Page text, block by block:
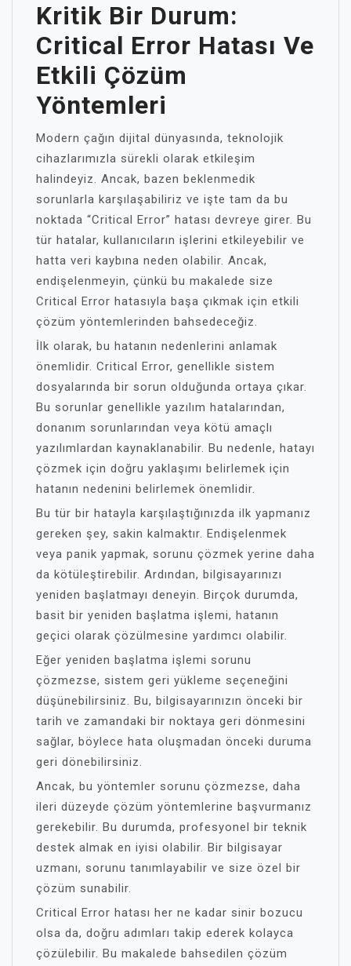
Kritik Bir Durum:
Critical Error Hatası Ve
Etkili Çözüm
Yöntemleri
Modern çağın dijital dünyasında, teknolojik
cihazlarımızla sürekli olarak etkileşim
halindeyiz. Ancak, bazen beklenmedik
sorunlarla karşılaşabiliriz ve işte tam da bu
noktada “Critical Error” hatası devreye girer. Bu
tür hatalar, kullanıcıların işlerini etkileyebilir ve
hatta veri kaybına neden olabilir. Ancak,
endişelenmeyin, çünkü bu makalede size
Critical Error hatasıyla başa çıkmak için etkili
çözüm yöntemlerinden bahsedeceğiz.
İlk olarak, bu hatanın nedenlerini anlamak
önemlidir. Critical Error, genellikle sistem
dosyalarında bir sorun olduğunda ortaya çıkar.
Bu sorunlar genellikle yazılım hatalarından,
donanım sorunlarından veya kötü amaçlı
yazılımlardan kaynaklanabilir. Bu nedenle, hatayı
çözmek için doğru yaklaşımı belirlemek için
hatanın nedenini belirlemek önemlidir.
Bu tür bir hatayla karşılaştığınızda ilk yapmanız
gereken şey, sakin kalmaktır. Endişelenmek
veya panik yapmak, sorunu çözmek yerine daha
da kötüleştirebilir. Ardından, bilgisayarınızı
yeniden başlatmayı deneyin. Birçok durumda,
basit bir yeniden başlatma işlemi, hatanın
geçici olarak çözülmesine yardımcı olabilir.
Eğer yeniden başlatma işlemi sorunu
çözmezse, sistem geri yükleme seçeneğini
düşünebilirsiniz. Bu, bilgisayarınızın önceki bir
tarih ve zamandaki bir noktaya geri dönmesini
sağlar, böylece hata oluşmadan önceki duruma
geri dönebilirsiniz.
Ancak, bu yöntemler sorunu çözmezse, daha
ileri düzeyde çözüm yöntemlerine başvurmanız
gerekebilir. Bu durumda, profesyonel bir teknik
destek almak en iyisi olabilir. Bir bilgisayar
uzmanı, sorunu tanımlayabilir ve size özel bir
çözüm sunabilir.
Critical Error hatası her ne kadar sinir bozucu
olsa da, doğru adımları takip ederek kolayca
çözülebilir. Bu makalede bahsedilen çözüm